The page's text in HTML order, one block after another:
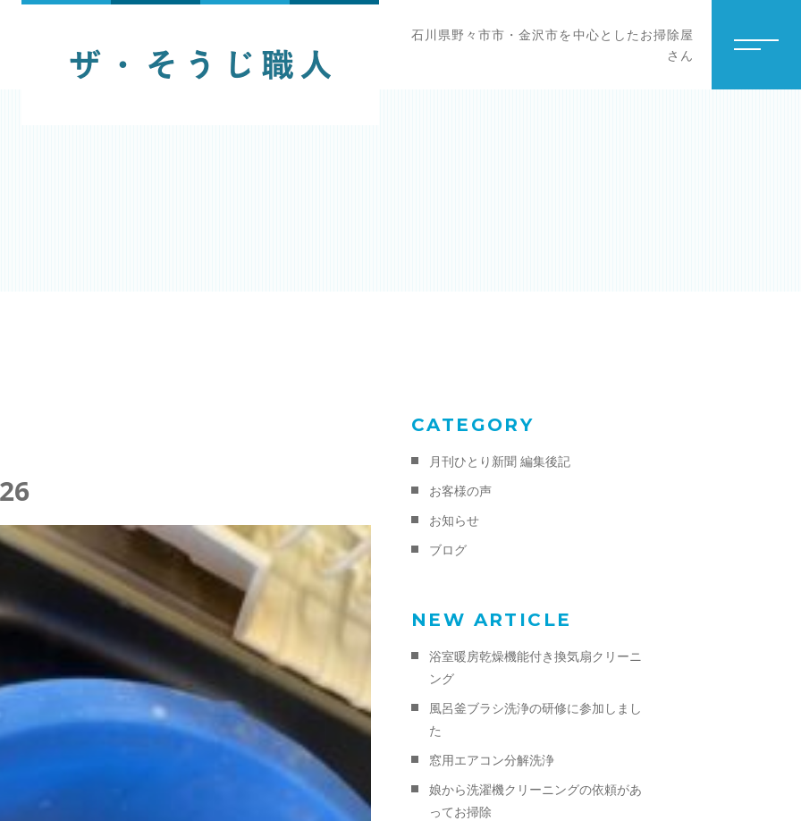
石川県野々市市・金沢市を中心としたお掃除屋
さん
CATEGORY
月刊ひとり新聞 編集後記
お客様の声
お知らせ
ブログ
NEW ARTICLE
浴室暖房乾燥機能付き換気扇クリーニ
ング
風呂釜ブラシ洗浄の研修に参加しまし
た
窓用エアコン分解洗浄
娘から洗濯機クリーニングの依頼があ
ってお掃除